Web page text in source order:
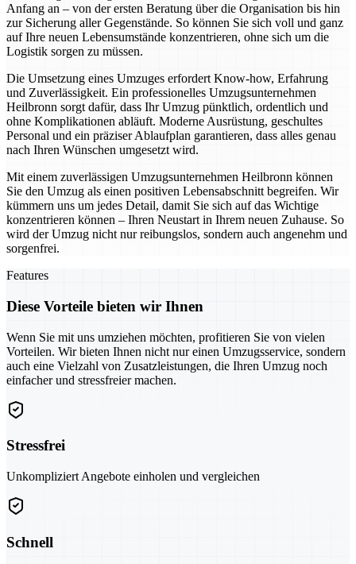
Anfang an – von der ersten Beratung über die Organisation bis hin
zur Sicherung aller Gegenstände. So können Sie sich voll und ganz
auf Ihre neuen Lebensumstände konzentrieren, ohne sich um die
Logistik sorgen zu müssen.
Die Umsetzung eines Umzuges erfordert Know-how, Erfahrung
und Zuverlässigkeit. Ein professionelles Umzugsunternehmen
Heilbronn sorgt dafür, dass Ihr Umzug pünktlich, ordentlich und
ohne Komplikationen abläuft. Moderne Ausrüstung, geschultes
Personal und ein präziser Ablaufplan garantieren, dass alles genau
nach Ihren Wünschen umgesetzt wird.
Mit einem zuverlässigen Umzugsunternehmen Heilbronn können
Sie den Umzug als einen positiven Lebensabschnitt begreifen. Wir
kümmern uns um jedes Detail, damit Sie sich auf das Wichtige
konzentrieren können – Ihren Neustart in Ihrem neuen Zuhause. So
wird der Umzug nicht nur reibungslos, sondern auch angenehm und
sorgenfrei.
Features
Diese Vorteile bieten wir Ihnen
Wenn Sie mit uns umziehen möchten, profitieren Sie von vielen
Vorteilen. Wir bieten Ihnen nicht nur einen Umzugsservice, sondern
auch eine Vielzahl von Zusatzleistungen, die Ihren Umzug noch
einfacher und stressfreier machen.
Stressfrei
Unkompliziert Angebote einholen und vergleichen
Schnell